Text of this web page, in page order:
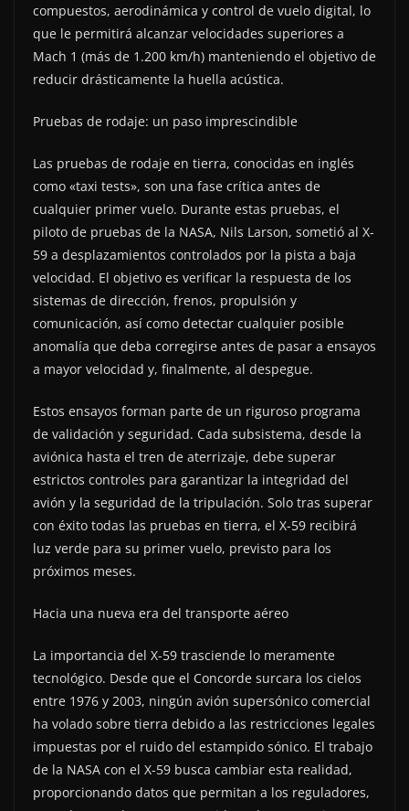
compuestos, aerodinámica y control de vuelo digital, lo
que le permitirá alcanzar velocidades superiores a
Mach 1 (más de 1.200 km/h) manteniendo el objetivo de
reducir drásticamente la huella acústica.
Pruebas de rodaje: un paso imprescindible
Las pruebas de rodaje en tierra, conocidas en inglés
como «taxi tests», son una fase crítica antes de
cualquier primer vuelo. Durante estas pruebas, el
piloto de pruebas de la NASA, Nils Larson, sometió al X-
59 a desplazamientos controlados por la pista a baja
velocidad. El objetivo es verificar la respuesta de los
sistemas de dirección, frenos, propulsión y
comunicación, así como detectar cualquier posible
anomalía que deba corregirse antes de pasar a ensayos
a mayor velocidad y, finalmente, al despegue.
Estos ensayos forman parte de un riguroso programa
de validación y seguridad. Cada subsistema, desde la
aviónica hasta el tren de aterrizaje, debe superar
estrictos controles para garantizar la integridad del
avión y la seguridad de la tripulación. Solo tras superar
con éxito todas las pruebas en tierra, el X-59 recibirá
luz verde para su primer vuelo, previsto para los
próximos meses.
Hacia una nueva era del transporte aéreo
La importancia del X-59 trasciende lo meramente
tecnológico. Desde que el Concorde surcara los cielos
entre 1976 y 2003, ningún avión supersónico comercial
ha volado sobre tierra debido a las restricciones legales
impuestas por el ruido del estampido sónico. El trabajo
de la NASA con el X-59 busca cambiar esta realidad,
proporcionando datos que permitan a los reguladores,